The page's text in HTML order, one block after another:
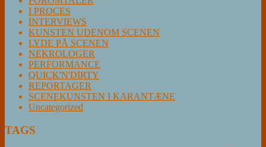
I PROCES
INTERVIEWS
KUNSTEN UDENOM SCENEN
LYDE PÅ SCENEN
NEKROLOGER
PERFORMANCE
QUICK'N'DIRTY
REPORTAGER
SCENEKUNSTEN I KARANTÆNE
Uncategorized
TAGS